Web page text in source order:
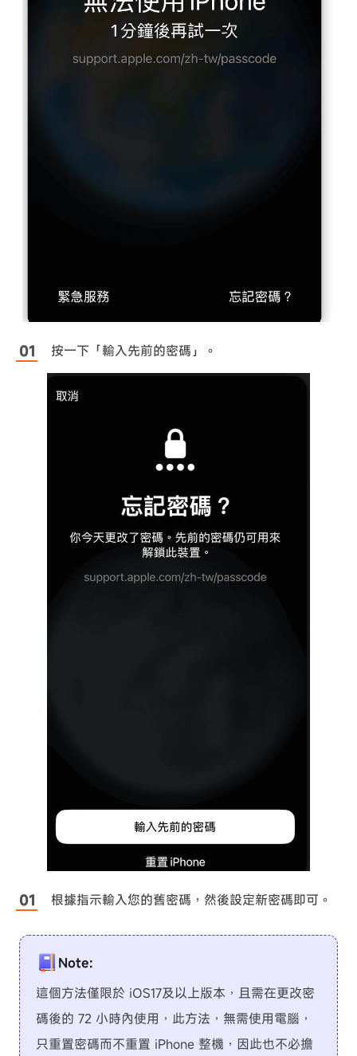
按一下「輸入先前的密碼」。
根據指示輸入您的舊密碼，然後設定新密碼即可。
Note:
這個方法僅限於 iOS17及以上版本，且需在更改密
碼後的 72 小時內使用，此方法，無需使用電腦，
只重置密碼而不重置 iPhone 整機，因此也不必擔